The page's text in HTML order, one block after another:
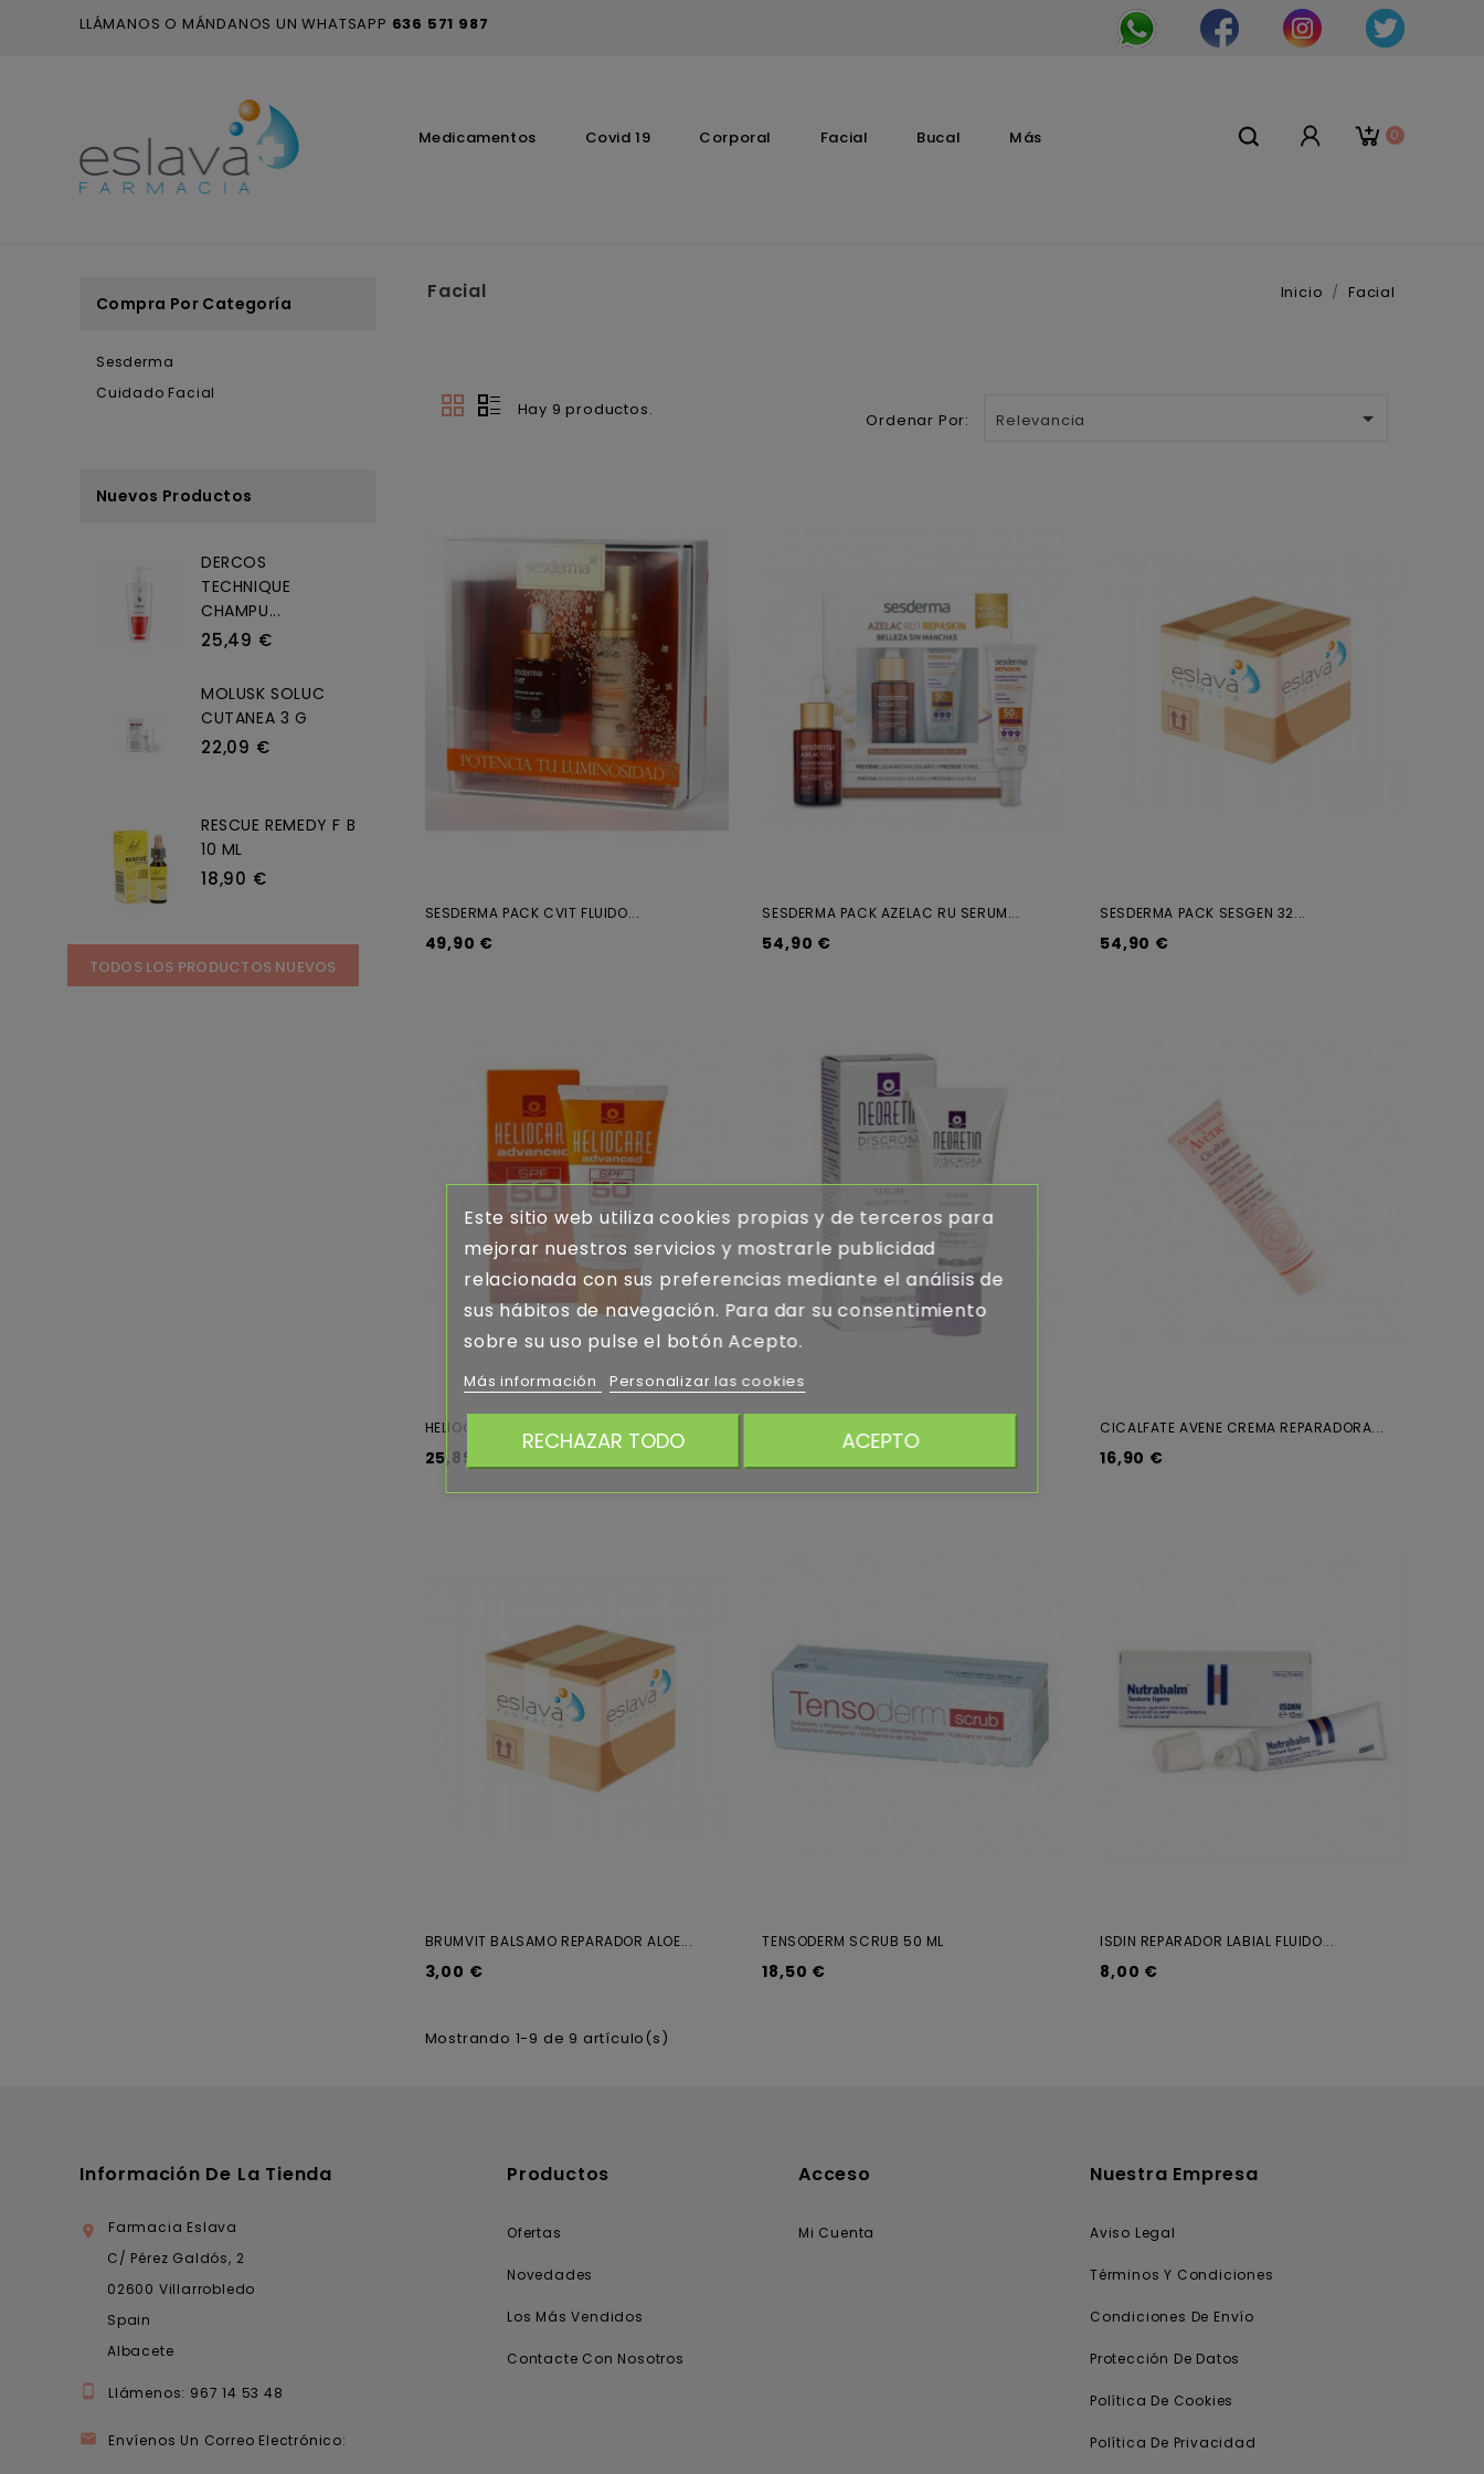
LLÁMANOS O MÁNDANOS UN WHATSAPP 636 571 987
0
Medicamentos Covid 19 Corporal Facial Bucal Más
Compra Por Categoría
Sesderma
Cuidado Facial
Nuevos Productos
DERCOS
TECHNIQUE
CHAMPU...
25,49 €
MOLUSK SOLUC
CUTANEA 3 G
22,09 €
RESCUE REMEDY F B
10 ML
18,90 €
TODOS LOS PRODUCTOS NUEVOS
Facial Inicio Facial
Hay 9 productos.
Ordenar Por: Relevancia 
SESDERMA PACK CVIT FLUIDO...
49,90 €
SESDERMA PACK AZELAC RU SERUM...
54,90 €
SESDERMA PACK SESGEN 32...
54,90 €
HELIOCARE GEL F 50 200 ML
25,89 €
CICALFATE AVENE CREMA REPARADORA...
16,90 €
BRUMVIT BALSAMO REPARADOR ALOE...
3,00 €
TENSODERM SCRUB 50 ML
18,50 €
ISDIN REPARADOR LABIAL FLUIDO...
8,00 €
Mostrando 1-9 de 9 artículo(s)
Información De La Tienda

Farmacia Eslava
C/ Pérez Galdós, 2
02600 Villarrobledo
Spain
Albacete
 Llámenos: 967 14 53 48
 Envíenos Un Correo Electrónico:
Productos
Ofertas
Novedades
Los Más Vendidos
Contacte Con Nosotros
Acceso
Mi Cuenta
Nuestra Empresa
Aviso Legal
Términos Y Condiciones
Condiciones De Envío
Protección De Datos
Política De Cookies
Política De Privacidad
Este sitio web utiliza cookies propias y de terceros para
mejorar nuestros servicios y mostrarle publicidad
relacionada con sus preferencias mediante el análisis de
sus hábitos de navegación. Para dar su consentimiento
sobre su uso pulse el botón Acepto.
Más información Personalizar las cookies
RECHAZAR TODO ACEPTO